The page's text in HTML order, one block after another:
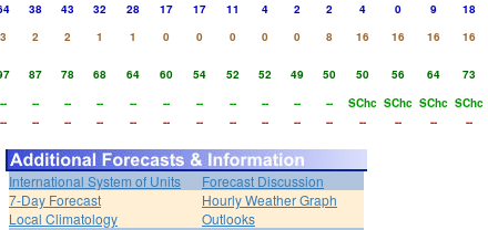
38 43 32 28 17 17 11 4 2 2 4 0 9 18
3 2 2 1 1 0 0 0 0 0 8 16 16 16 16
87 78 68 64 60 54 52 52 49 50 50 56 64 73
-- -- -- -- -- -- -- -- -- -- -- SChc SChc SChc SChc
-- -- -- -- -- -- -- -- -- -- -- -- -- -- --
International System of Units
Forecast Discussion
7-Day Forecast
Hourly Weather Graph
Local Climatology
Outlooks